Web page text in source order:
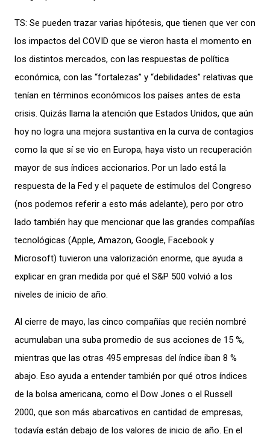
TS: Se pueden trazar varias hipótesis, que tienen que ver con
los impactos del COVID que se vieron hasta el momento en
los distintos mercados, con las respuestas de política
económica, con las “fortalezas” y “debilidades” relativas que
tenían en términos económicos los países antes de esta
crisis. Quizás llama la atención que Estados Unidos, que aún
hoy no logra una mejora sustantiva en la curva de contagios
como la que sí se vio en Europa, haya visto un recuperación
mayor de sus índices accionarios. Por un lado está la
respuesta de la Fed y el paquete de estímulos del Congreso
(nos podemos referir a esto más adelante), pero por otro
lado también hay que mencionar que las grandes compañías
tecnológicas (Apple, Amazon, Google, Facebook y
Microsoft) tuvieron una valorización enorme, que ayuda a
explicar en gran medida por qué el S&P 500 volvió a los
niveles de inicio de año.
Al cierre de mayo, las cinco compañías que recién nombré
acumulaban una suba promedio de sus acciones de 15 %,
mientras que las otras 495 empresas del índice iban 8 %
abajo. Eso ayuda a entender también por qué otros índices
de la bolsa americana, como el Dow Jones o el Russell
2000, que son más abarcativos en cantidad de empresas,
todavía están debajo de los valores de inicio de año. En el